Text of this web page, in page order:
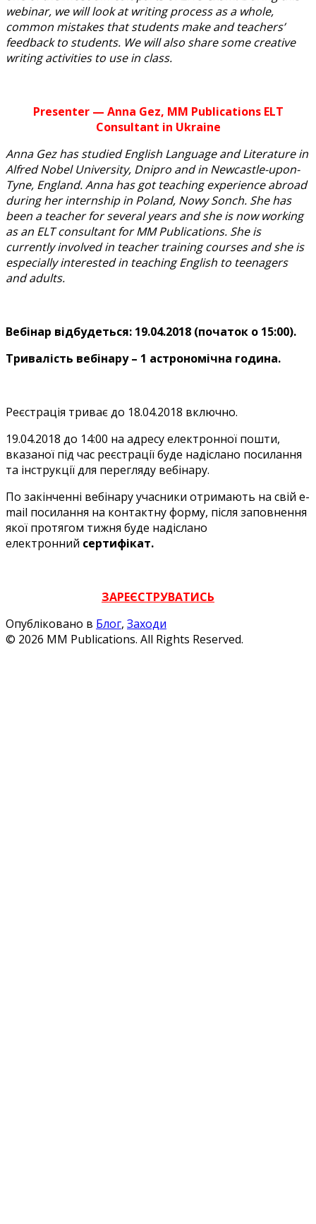
webinar, we will look at writing process as a whole,
common mistakes that students make and teachers’
feedback to students. We will also share some creative
writing activities to use in class.
Presenter — Anna Gez, MM Publications ELT
Consultant in Ukraine
Anna Gez has studied English Language and Literature in
Alfred Nobel University, Dnipro and in Newcastle-upon-
Tyne, England. Anna has got teaching experience abroad
during her internship in Poland, Nowy Sonch. She has
been a teacher for several years and she is now working
as an ELT consultant for MM Publications. She is
currently involved in teacher training courses and she is
especially interested in teaching English to teenagers
and adults.
Вебінар відбудеться: 19.04.2018 (початок о 15:00).
Тривалість вебінару – 1 астрономічна година.
Реєстрація триває до 18.04.2018 включно.
19.04.2018 до 14:00 на адресу електронної пошти,
вказаної під час реєстрації буде надіслано посилання
та інструкції для перегляду вебінару.
По закінченні вебінару учасники отримають на свій e-
mail посилання на контактну форму, після заповнення
якої протягом тижня буде надіслано
електронний сертифікат.
ЗАРЕЄСТРУВАТИСЬ
Опубліковано в Блог, Заходи
© 2026 MM Publications. All Rights Reserved.